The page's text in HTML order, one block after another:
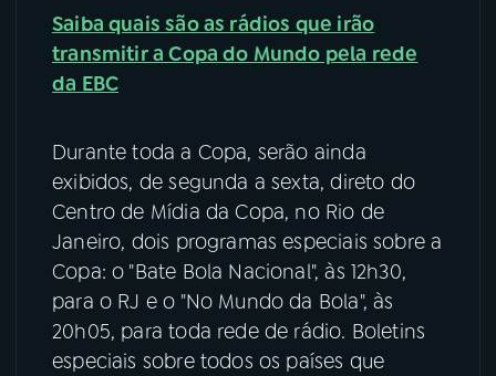
Saiba quais são as rádios que irão
transmitir a Copa do Mundo pela rede
da EBC
Durante toda a Copa, serão ainda
exibidos, de segunda a sexta, direto do
Centro de Mídia da Copa, no Rio de
Janeiro, dois programas especiais sobre a
Copa: o "Bate Bola Nacional", às 12h30,
para o RJ e o "No Mundo da Bola", às
20h05, para toda rede de rádio. Boletins
especiais sobre todos os países que